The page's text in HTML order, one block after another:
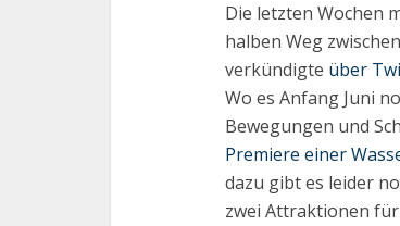
Die letzten Wochen
halben Weg zwischen
verkündigte über
Wo es Anfang Juni
Bewegungen und
Premiere einer
dazu gibt es leider
zwei Attraktionen für